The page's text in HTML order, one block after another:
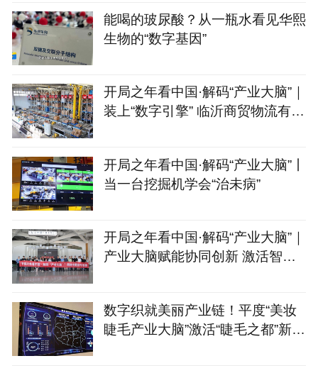
能喝的玻尿酸？从一瓶水看见华熙
生物的“数字基因”
开局之年看中国·解码“产业大脑”｜
装上“数字引擎” 临沂商贸物流有
开局之年看中国·解码“产业大脑”丨
当一台挖掘机学会“治未病”
开局之年看中国·解码“产业大脑”｜
产业大脑赋能协同创新 激活智能
数字织就美丽产业链！平度“美妆
睫毛产业大脑”激活“睫毛之都”新动